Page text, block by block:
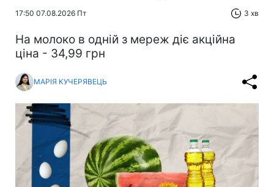
17:50 07.08.2026 Пт 3 хв
На молоко в одній з мереж діє акційна
ціна - 34,99 грн
МАРІЯ КУЧЕРЯВЕЦЬ